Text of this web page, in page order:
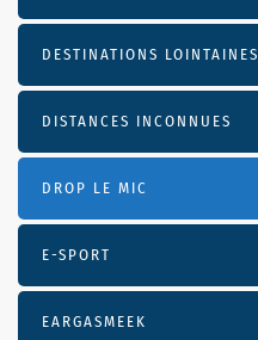
DESTINATIONS LOINTAINES
DISTANCES INCONNUES
DROP LE MIC
E-SPORT
EARGASMEEK